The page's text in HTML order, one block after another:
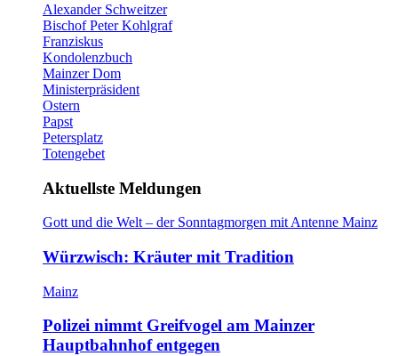
Alexander Schweitzer
Bischof Peter Kohlgraf
Franziskus
Kondolenzbuch
Mainzer Dom
Ministerpräsident
Ostern
Papst
Petersplatz
Totengebet
Aktuellste Meldungen
Gott und die Welt – der Sonntagmorgen mit Antenne Mainz
Würzwisch: Kräuter mit Tradition
Mainz
Polizei nimmt Greifvogel am Mainzer
Hauptbahnhof entgegen